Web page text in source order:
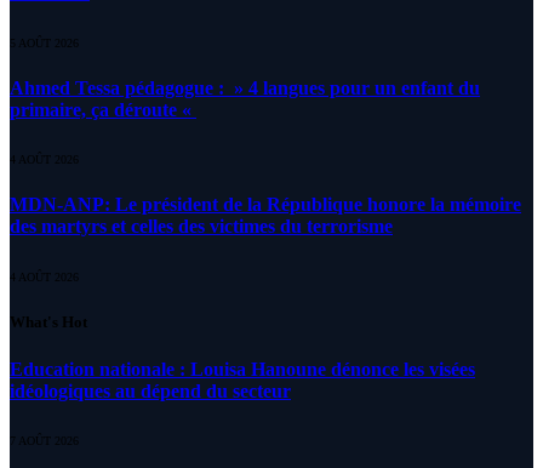
5 AOÛT 2026
Ahmed Tessa pédagogue : » 4 langues pour un enfant du
primaire, ça déroute «
4 AOÛT 2026
MDN-ANP: Le président de la République honore la mémoire
des martyrs et celles des victimes du terrorisme
4 AOÛT 2026
What's Hot
Education nationale : Louisa Hanoune dénonce les visées
idéologiques au dépend du secteur
7 AOÛT 2026